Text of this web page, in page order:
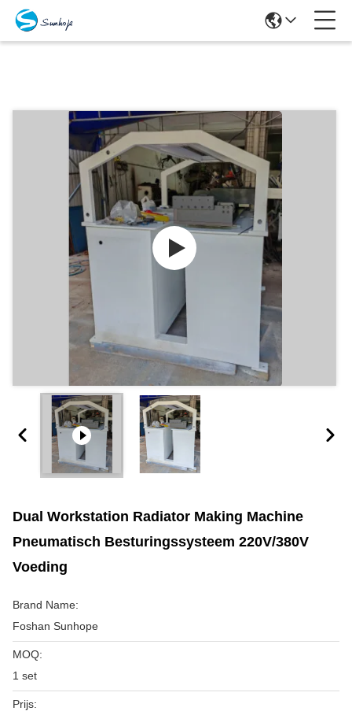
Dual Workstation Radiator Making Machine
Pneumatisch Besturingssysteem 220V/380V
Voeding
Brand Name:
Foshan Sunhope
MOQ:
1 set
Prijs: